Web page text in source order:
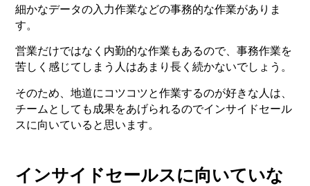
細かなデータの入力作業などの事務的な作業がありま
す。
営業だけではなく内勤的な作業もあるので、事務作業を
苦しく感じてしまう人はあまり長く続かないでしょう。
そのため、地道にコツコツと作業するのが好きな人は、
チームとしても成果をあげられるのでインサイドセール
スに向いていると思います。
インサイドセールスに向いていな